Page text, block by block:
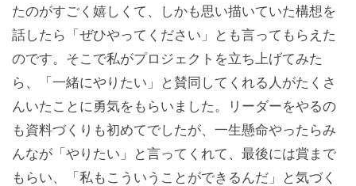
たのがすごく嬉しくて、しかも思い描いていた構想を
話したら「ぜひやってください」とも言ってもらえた
のです。そこで私がプロジェクトを立ち上げてみた
ら、「一緒にやりたい」と賛同してくれる人がたくさ
んいたことに勇気をもらいました。リーダーをやるの
も資料づくりも初めてでしたが、一生懸命やったらみ
んなが「やりたい」と言ってくれて、最後には賞まで
もらい、「私もこういうことができるんだ」と気づく